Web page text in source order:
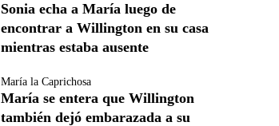
Sonia echa a María luego de
encontrar a Willington en su casa
mientras estaba ausente
María la Caprichosa
María se entera que Willington
también dejó embarazada a su